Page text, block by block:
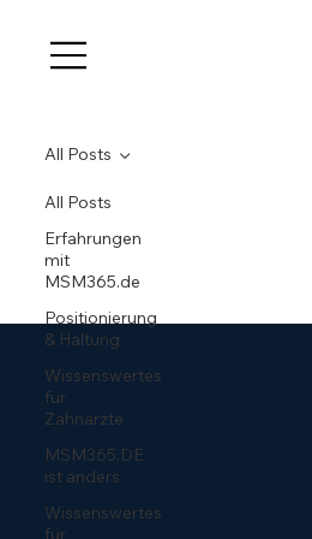
All Posts
Erfahrungen
mit
MSM365.de
Positionierung
& Haltung
Wissenswertes
für
Zahnärzte
MSM365.DE
ist anders
Wissenswertes
für
All Posts